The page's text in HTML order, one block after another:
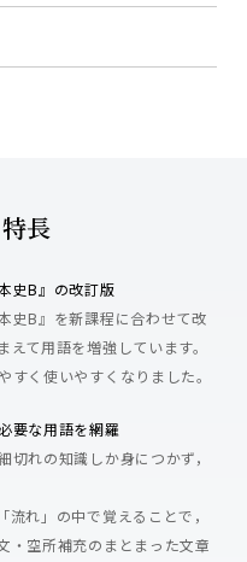
長
史B』の改訂版
史B』を新課程に合わせて改
て用語を増強しています。
く使いやすくなりました。
要な用語を網羅
れの知識しか身につかず，
れ」の中で覚えることで，
・空所補充のまとまった文章